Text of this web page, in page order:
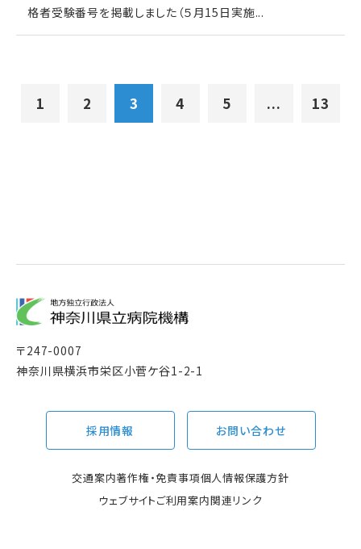
格者受験番号を掲載しました（５月15日実施...
1 2 3 4 5 ... 13
〒247-0007
神奈川県横浜市栄区小菅ケ谷1-2-1
採用情報 お問い合わせ
交通案内著作権・免責事項個人情報保護方針
ウェブサイトご利用案内関連リンク